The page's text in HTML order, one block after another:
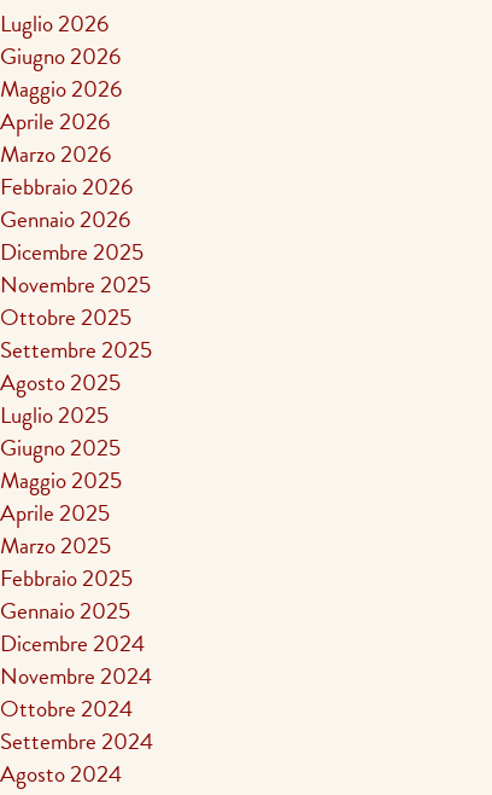
Luglio 2026
Giugno 2026
Maggio 2026
Aprile 2026
Marzo 2026
Febbraio 2026
Gennaio 2026
Dicembre 2025
Novembre 2025
Ottobre 2025
Settembre 2025
Agosto 2025
Luglio 2025
Giugno 2025
Maggio 2025
Aprile 2025
Marzo 2025
Febbraio 2025
Gennaio 2025
Dicembre 2024
Novembre 2024
Ottobre 2024
Settembre 2024
Agosto 2024